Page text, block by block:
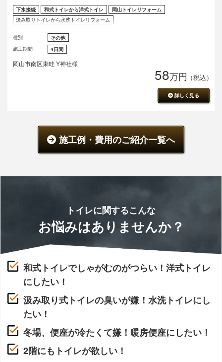
下水接続 和式トイレから洋式トイレ
岡山トイレリフォーム
汲み取りトイレから水洗トイレリフォーム
種別
その他
施工期間
4日間
岡山市南区東畦 Y神社様
58万円 （税込）
詳しく見る
施工例・費用のご紹介一覧へ
トイレに関するこんな
お悩みはありませんか？
和式トイレでしゃがむのがつらい！洋式トイレ
にしたい！
汲み取り式トイレの臭いが嫌！水洗トイレにし
たい！
冬場、便座が冷たくて嫌！暖房便座にしたい！
2階にもトイレが欲しい！